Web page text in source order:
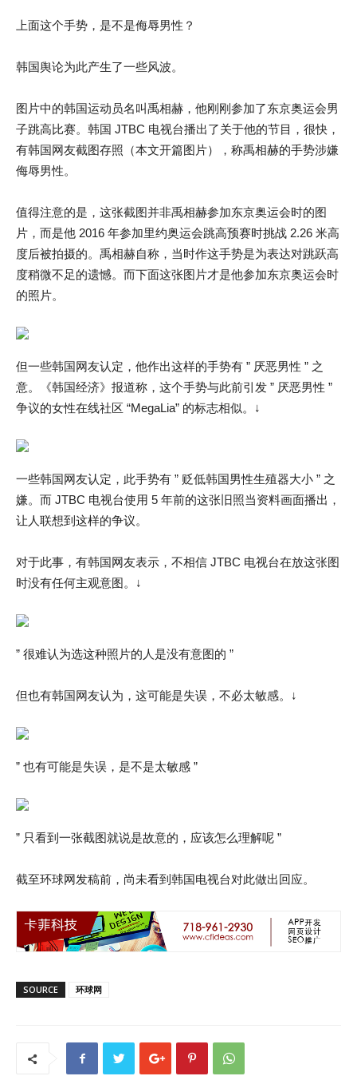
上面这个手势，是不是侮辱男性？
韩国舆论为此产生了一些风波。
图片中的韩国运动员名叫禹相赫，他刚刚参加了东京奥运会男
子跳高比赛。韩国 JTBC 电视台播出了关于他的节目，很快，
有韩国网友截图存照（本文开篇图片），称禹相赫的手势涉嫌
侮辱男性。
值得注意的是，这张截图并非禹相赫参加东京奥运会时的图
片，而是他 2016 年参加里约奥运会跳高预赛时挑战 2.26 米高
度后被拍摄的。禹相赫自称，当时作这手势是为表达对跳跃高
度稍微不足的遗憾。而下面这张图片才是他参加东京奥运会时
的照片。
但一些韩国网友认定，他作出这样的手势有 ” 厌恶男性 ” 之
意。《韩国经济》报道称，这个手势与此前引发 ” 厌恶男性 ”
争议的女性在线社区 “MegaLia” 的标志相似。↓
一些韩国网友认定，此手势有 ” 贬低韩国男性生殖器大小 ” 之
嫌。而 JTBC 电视台使用 5 年前的这张旧照当资料画面播出，
让人联想到这样的争议。
对于此事，有韩国网友表示，不相信 JTBC 电视台在放这张图
时没有任何主观意图。↓
” 很难认为选这种照片的人是没有意图的 ”
但也有韩国网友认为，这可能是失误，不必太敏感。↓
” 也有可能是失误，是不是太敏感 ”
” 只看到一张截图就说是故意的，应该怎么理解呢 ”
截至环球网发稿前，尚未看到韩国电视台对此做出回应。
SOURCE 环球网